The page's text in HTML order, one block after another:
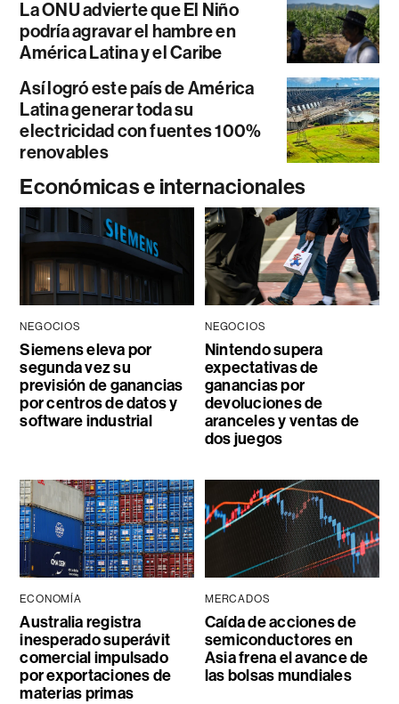
La ONU advierte que El Niño
podría agravar el hambre en
América Latina y el Caribe
Así logró este país de América
Latina generar toda su
electricidad con fuentes 100%
renovables
Económicas e internacionales
NEGOCIOS
Siemens eleva por
segunda vez su
previsión de ganancias
por centros de datos y
software industrial
NEGOCIOS
Nintendo supera
expectativas de
ganancias por
devoluciones de
aranceles y ventas de
dos juegos
ECONOMÍA
Australia registra
inesperado superávit
comercial impulsado
por exportaciones de
materias primas
MERCADOS
Caída de acciones de
semiconductores en
Asia frena el avance de
las bolsas mundiales